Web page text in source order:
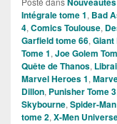
Intégrale tome 1, Bad
4, Comics Toulouse,
Garfield tome 66, Giant
Tome 1, Joe Golem
Quête de Thanos,
Marvel Heroes 1,
Dillon, Punisher Tome 3
Skybourne, Spider-
tome 2, X-Men